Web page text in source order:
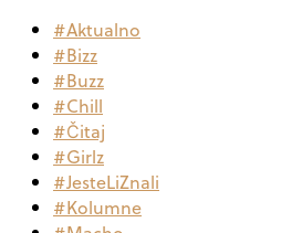
#Aktualno
#Bizz
#Buzz
#Chill
#Čitaj
#Girlz
#JesteLiZnali
#Kolumne